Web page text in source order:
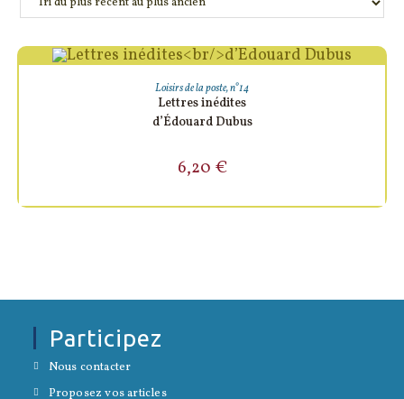
AJOUTER AU PANIER
Loisirs de la poste,n°14
Lettres inédites
d’Édouard Dubus
6,20 €
Participez
Nous contacter
un
Proposez vos articles